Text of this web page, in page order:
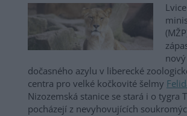
dočasného azylu v liberecké
centra pro velké kočkovité šelmy
Nizozemská stanice se stará i o tygra
pocházejí z nevyhovujících